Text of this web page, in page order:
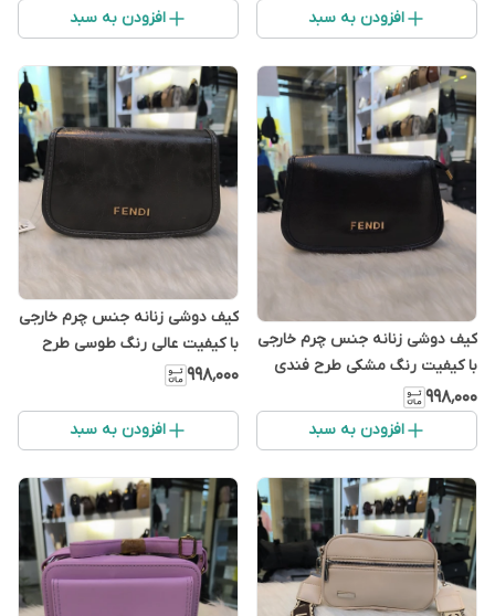
افزودن به سبد افزودن به سبد
کیف دوشی زنانه جنس چرم خارجی
با کیفیت رنگ مشکی طرح فندی
۹۹۸٬۰۰۰
افزودن به سبد
کیف دوشی زنانه جنس چرم خارجی
با کیفیت عالی رنگ طوسی طرح
فندی
۹۹۸٬۰۰۰
افزودن به سبد